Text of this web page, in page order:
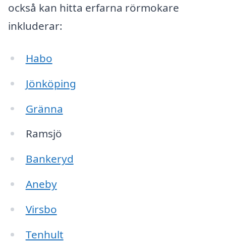
också kan hitta erfarna rörmokare
inkluderar:
Habo
Jönköping
Gränna
Ramsjö
Bankeryd
Aneby
Virsbo
Tenhult